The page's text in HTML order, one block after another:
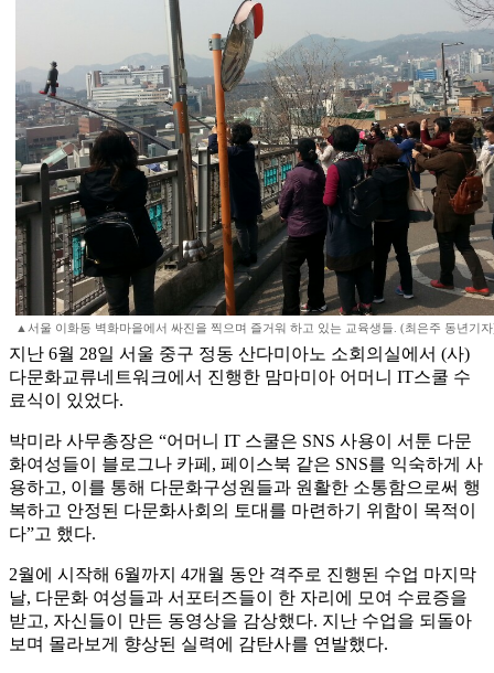
▲서울 이화동 벽화마을에서 싸진을 찍으며 즐거워 하고 있는 교육생들. (최은주 동년기
지난 6월 28일 서울 중구 정동 산다미아노 소회의실에서 (사)
다문화교류네트워크에서 진행한 맘마미아 어머니 IT스쿨 수
료식이 있었다.
박미라 사무총장은 “어머니 IT 스쿨은 SNS 사용이 서툰 다문
화여성들이 블로그나 카페, 페이스북 같은 SNS를 익숙하게 사
용하고, 이를 통해 다문화구성원들과 원활한 소통함으로써 행
복하고 안정된 다문화사회의 토대를 마련하기 위함이 목적이
다”고 했다.
2월에 시작해 6월까지 4개월 동안 격주로 진행된 수업 마지막
날, 다문화 여성들과 서포터즈들이 한 자리에 모여 수료증을
받고, 자신들이 만든 동영상을 감상했다. 지난 수업을 되돌아
보며 몰라보게 향상된 실력에 감탄사를 연발했다.